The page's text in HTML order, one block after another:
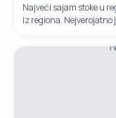
Najveći sajam stoke u
iz regiona. Nejverojatno